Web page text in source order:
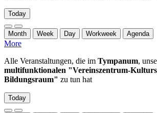
Today
Month Week Day Workweek Agenda
More
Alle Veranstaltungen, die im Tympanum,
multifunktionalen "Vereinszentrum-
Bildungsraum" zu tun hat
Today